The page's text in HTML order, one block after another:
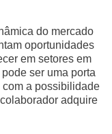
do mercado
oportunidades
em setores em
ser uma porta
com a possibilidade
adquire